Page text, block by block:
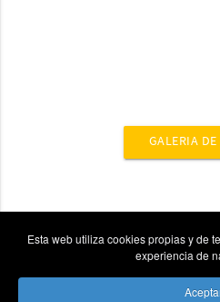
GALERIA DE
Esta web utiliza cookies propias y de
experiencia de